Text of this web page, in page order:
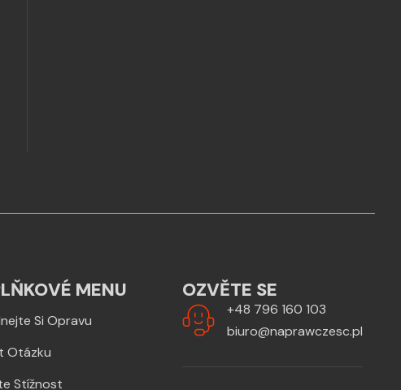
MENU
Si Opravu
Otázku
Stížnost
OZVĚTE SE
+48 796 160 103
biuro@naprawczesc.pl